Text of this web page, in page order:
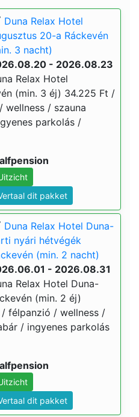
Relax Hotel
20-a Ráckevén
3 nacht)
- 2026.08.23
Relax Hotel
(min. 3 éj) 34.225 Ft /
/ szauna
parkolás /
dit pakket
Relax Hotel Duna-
nyári hétvégék
(min. 2 nacht)
- 2026.08.31
Relax Hotel Duna-
(min. 2 éj)
félpanzió / wellness /
/ ingyenes parkolás
dit pakket